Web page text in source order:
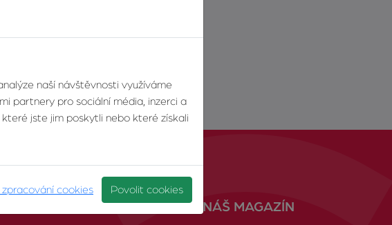
NÁŠ MAGAZÍN
naší návštěvnosti využíváme
partnery pro sociální média, inzerci a
jste jim poskytli nebo které získali
cookies Povolit cookies